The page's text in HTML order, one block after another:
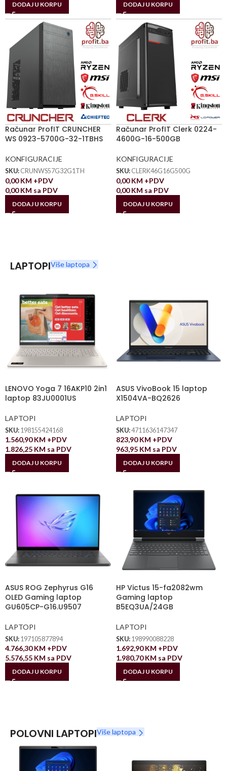
DODAJ U KORPU DODAJ U KORPU
Računar ProfIT CRUNCHER
WS 0923-5700G-32-1TBHS
KONFIGURACIJE
SKU: CRUNWS57G32G1TH
0,00KM +PDV
0,00KM sa PDV
DODAJ U KORPU
Računar ProfIT Clerk 0224-
4600G-16-500GB
KONFIGURACIJE
SKU: CLERK46G16G500G
0,00KM +PDV
0,00KM sa PDV
DODAJ U KORPU
LAPTOPIViše laptopa
LENOVO Yoga 7 16AKP10 2in1
laptop 83JU0001US
LAPTOPI
SKU: 198155424168
1.560,90KM +PDV
1.826,25 KM sa PDV
DODAJ U KORPU
ASUS VivoBook 15 laptop
X1504VA-BQ2626
LAPTOPI
SKU:4711636147347
823,90KM +PDV
963,95 KM sa PDV
DODAJ U KORPU
ASUS ROG Zephyrus G16
OLED Gaming laptop
GU605CP-G16.U9507
LAPTOPI
SKU: 197105877894
4.766,30KM +PDV
5.576,55 KM sa PDV
DODAJ U KORPU
HP Victus 15-fa2082wm
Gaming laptop
B5EQ3UA/24GB
LAPTOPI
SKU: 198990088228
1.692,90KM +PDV
1.980,70KM sa PDV
DODAJ U KORPU
POLOVNI LAPTOPIViše laptopa